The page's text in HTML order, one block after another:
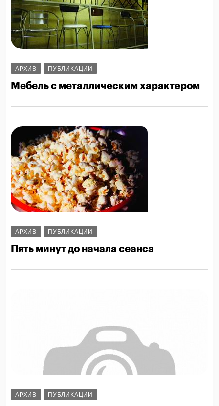
АРХИВ ПУБЛИКАЦИИ
Мебель с металлическим характером
АРХИВ ПУБЛИКАЦИИ
Пять минут до начала сеанса
АРХИВ ПУБЛИКАЦИИ